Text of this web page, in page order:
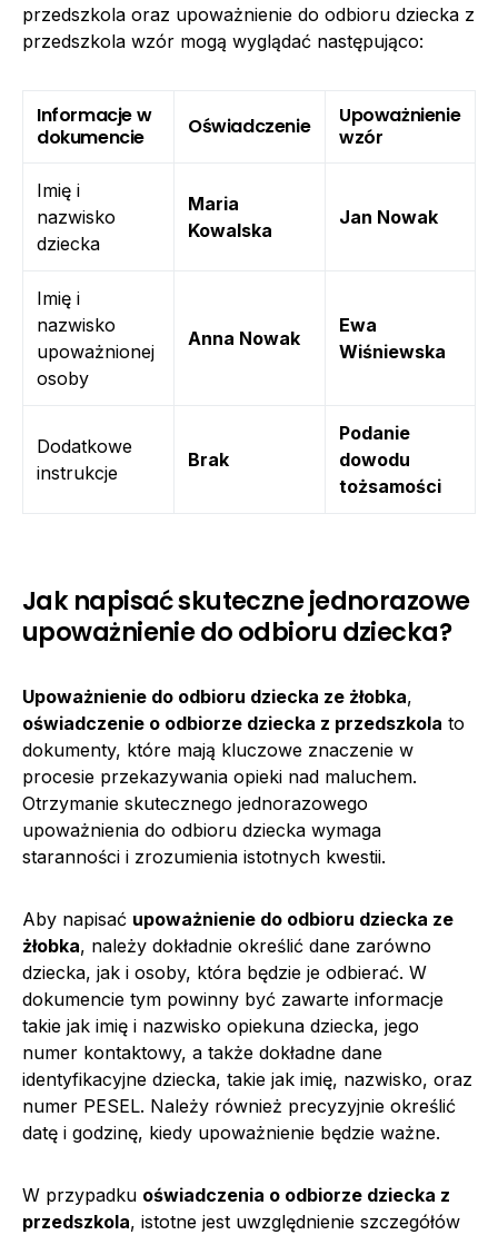
przedszkola oraz upoważnienie do odbioru dziecka z
przedszkola wzór mogą wyglądać następująco:
Informacje w
dokumencie
Oświadczenie
Upoważnienie
wzór
Imię i
nazwisko
dziecka
Maria
Kowalska
Jan Nowak
Imię i
nazwisko
upoważnionej
osoby
Anna Nowak
Ewa
Wiśniewska
Dodatkowe
instrukcje
Brak
Podanie
dowodu
tożsamości
Jak napisać skuteczne jednorazowe
upoważnienie do odbioru dziecka?
Upoważnienie do odbioru dziecka ze żłobka,
oświadczenie o odbiorze dziecka z przedszkola to
dokumenty, które mają kluczowe znaczenie w
procesie przekazywania opieki nad maluchem.
Otrzymanie skutecznego jednorazowego
upoważnienia do odbioru dziecka wymaga
staranności i zrozumienia istotnych kwestii.
Aby napisać upoważnienie do odbioru dziecka ze
żłobka, należy dokładnie określić dane zarówno
dziecka, jak i osoby, która będzie je odbierać. W
dokumencie tym powinny być zawarte informacje
takie jak imię i nazwisko opiekuna dziecka, jego
numer kontaktowy, a także dokładne dane
identyfikacyjne dziecka, takie jak imię, nazwisko, oraz
numer PESEL. Należy również precyzyjnie określić
datę i godzinę, kiedy upoważnienie będzie ważne.
W przypadku oświadczenia o odbiorze dziecka z
przedszkola, istotne jest uwzględnienie szczegółów